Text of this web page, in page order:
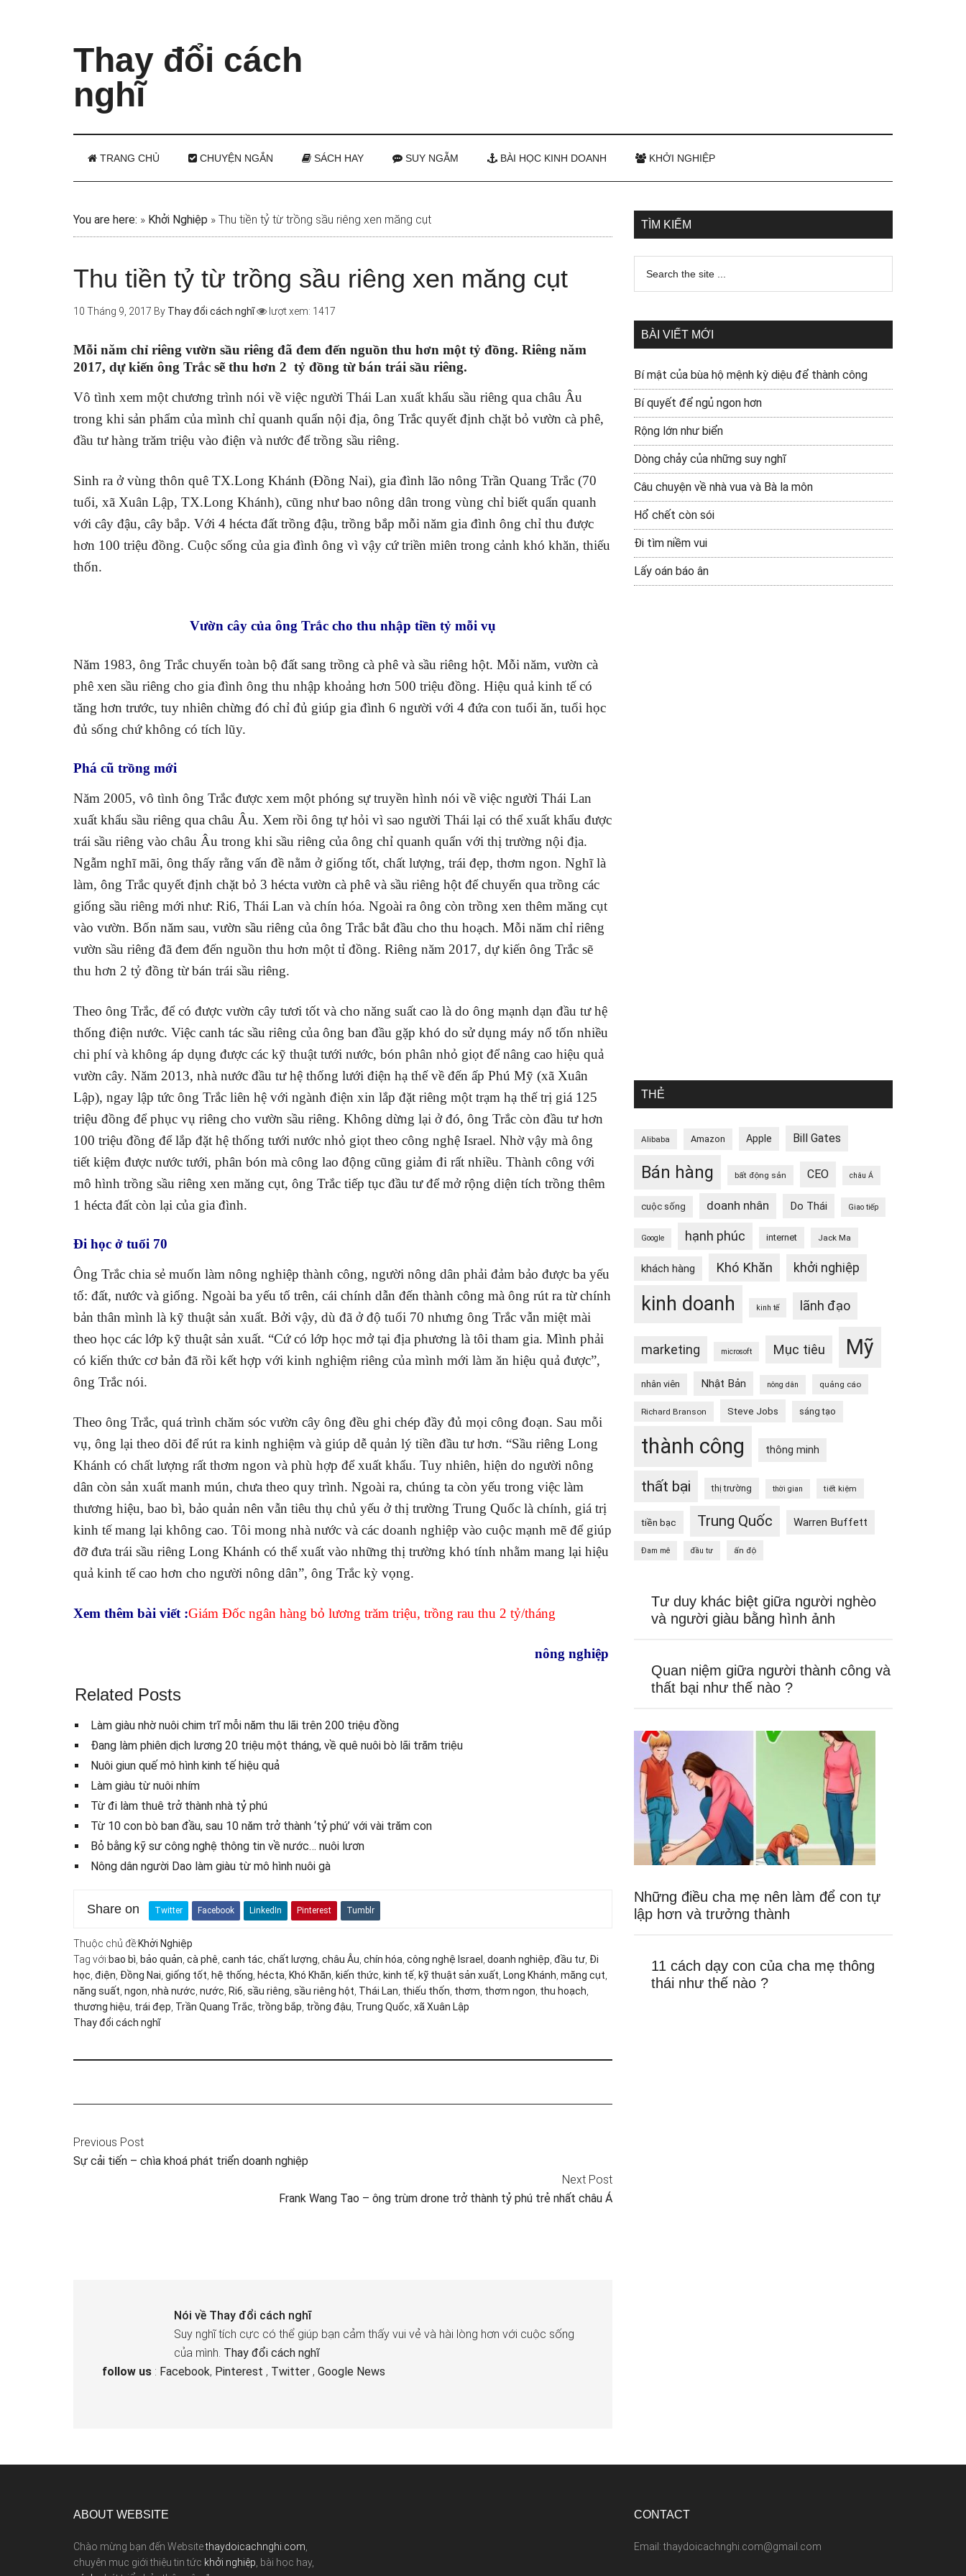
Thay đổi cách
nghĩ
TRANG CHỦ CHUYỆN NGẮN SÁCH HAY SUY NGẪM BÀI HỌC KINH DOANH KHỞI NGHIỆP
You are here: » Khởi Nghiệp » Thu tiền tỷ từ trồng sầu riêng xen măng cụt
Thu tiền tỷ từ trồng sầu riêng xen măng cụt
10 Tháng 9, 2017 By Thay đổi cách nghĩ lượt xem: 1417
Mỗi năm chỉ riêng vườn sầu riêng đã đem đến nguồn thu hơn một tỷ đồng. Riêng năm
2017, dự kiến ông Trắc sẽ thu hơn 2 tỷ đồng từ bán trái sầu riêng.
Vô tình xem một chương trình nói về việc người Thái Lan xuất khẩu sầu riêng qua châu Âu
trong khi sản phẩm của mình chỉ quanh quẩn nội địa, ông Trắc quyết định chặt bỏ vườn cà phê,
đầu tư hàng trăm triệu vào điện và nước để trồng sầu riêng.
Sinh ra ở vùng thôn quê TX.Long Khánh (Đồng Nai), gia đình lão nông Trần Quang Trắc (70
tuổi, xã Xuân Lập, TX.Long Khánh), cũng như bao nông dân trong vùng chỉ biết quẩn quanh
với cây đậu, cây bắp. Với 4 hécta đất trồng đậu, trồng bắp mỗi năm gia đình ông chỉ thu được
hơn 100 triệu đồng. Cuộc sống của gia đình ông vì vậy cứ triền miên trong cảnh khó khăn, thiếu
thốn.
Vườn cây của ông Trắc cho thu nhập tiền tỷ mỗi vụ
Năm 1983, ông Trắc chuyển toàn bộ đất sang trồng cà phê và sầu riêng hột. Mỗi năm, vườn cà
phê xen sầu riêng cho gia đình ông thu nhập khoảng hơn 500 triệu đồng. Hiệu quả kinh tế có
tăng hơn trước, tuy nhiên chừng đó chỉ đủ giúp gia đình 6 người với 4 đứa con tuổi ăn, tuổi học
đủ sống chứ không có tích lũy.
Phá cũ trồng mới
Năm 2005, vô tình ông Trắc được xem một phóng sự truyền hình nói về việc người Thái Lan
xuất khẩu sầu riêng qua châu Âu. Xem rồi ông tự hỏi vì sao người Thái lại có thể xuất khẩu được
trái sầu riêng vào châu Âu trong khi sầu riêng của ông chỉ quanh quẩn với thị trường nội địa.
Ngẫm nghĩ mãi, ông thấy rằng vấn đề nằm ở giống tốt, chất lượng, trái đẹp, thơm ngon. Nghĩ là
làm, ông Trắc quyết định chặt bỏ 3 hécta vườn cà phê và sầu riêng hột để chuyển qua trồng các
giống sầu riêng mới như: Ri6, Thái Lan và chín hóa. Ngoài ra ông còn trồng xen thêm măng cụt
vào vườn. Bốn năm sau, vườn sầu riêng của ông Trắc bắt đầu cho thu hoạch. Mỗi năm chỉ riêng
vườn sầu riêng đã đem đến nguồn thu hơn một tỉ đồng. Riêng năm 2017, dự kiến ông Trắc sẽ
thu hơn 2 tỷ đồng từ bán trái sầu riêng.
Theo ông Trắc, để có được vườn cây tươi tốt và cho năng suất cao là do ông mạnh dạn đầu tư hệ
thống điện nước. Việc canh tác sầu riêng của ông ban đầu gặp khó do sử dụng máy nổ tốn nhiều
chi phí và không áp dụng được các kỹ thuật tưới nước, bón phân nhỏ giọt để nâng cao hiệu quả
vườn cây. Năm 2013, nhà nước đầu tư hệ thống lưới điện hạ thế về đến ấp Phú Mỹ (xã Xuân
Lập), ngay lập tức ông Trắc liên hệ với ngành điện xin lắp đặt riêng một trạm hạ thế trị giá 125
triệu đồng để phục vụ riêng cho vườn sầu riêng. Không dừng lại ở đó, ông Trắc còn đầu tư hơn
100 triệu đồng để lắp đặt hệ thống tưới nước nhỏ giọt theo công nghệ Israel. Nhờ vậy mà ông
tiết kiệm được nước tưới, phân bón mà công lao động cũng giảm đi rất nhiều. Thành công với
mô hình trồng sầu riêng xen măng cụt, ông Trắc tiếp tục đầu tư để mở rộng diện tích trồng thêm
1 hécta đất còn lại của gia đình.
Đi học ở tuổi 70
Ông Trắc chia sẻ muốn làm nông nghiệp thành công, người nông dân phải đảm bảo được ba yếu
tố: đất, nước và giống. Ngoài ba yếu tố trên, cái chính dẫn đến thành công mà ông rút ra từ chính
bản thân mình là kỹ thuật sản xuất. Bởi vậy, dù đã ở độ tuổi 70 nhưng ông Trắc vẫn miệt mài
theo học các lớp kỹ thuật sản xuất. “Cứ có lớp học mở tại địa phương là tôi tham gia. Mình phải
có kiến thức cơ bản đã rồi kết hợp với kinh nghiệm riêng của mình mới làm ăn hiệu quả được”,
ông Trắc nói.
Theo ông Trắc, quá trình chăm sóc vườn cây ông đều ghi chép đầy đủ mọi công đoạn. Sau mỗi
vụ, ông lại theo dõi để rút ra kinh nghiệm và giúp dễ quản lý tiền đầu tư hơn. “Sầu riêng Long
Khánh có chất lượng rất thơm ngon và phù hợp để xuất khẩu. Tuy nhiên, hiện do người nông
dân còn sản xuất manh mún, chưa theo quy trình. Ngoài ra, chúng ta còn yếu trong việc làm
thương hiệu, bao bì, bảo quản nên vẫn tiêu thụ chủ yếu ở thị trường Trung Quốc là chính, giá trị
kinh tế mang lại không cao. Tôi mong nhà nước và các doanh nghiệp vào cuộc mạnh mẽ để giúp
đỡ đưa trái sầu riêng Long Khánh có thể xuất vào những thị trường khó tính nhằm mang lại hiệu
quả kinh tế cao hơn cho người nông dân”, ông Trắc kỳ vọng.
Xem thêm bài viết :Giám Đốc ngân hàng bỏ lương trăm triệu, trồng rau thu 2 tỷ/tháng
nông nghiệp
Related Posts
Làm giàu nhờ nuôi chim trĩ mỗi năm thu lãi trên 200 triệu đồng
Đang làm phiên dịch lương 20 triệu một tháng, về quê nuôi bò lãi trăm triệu
Nuôi giun quế mô hình kinh tế hiệu quả
Làm giàu từ nuôi nhím
Từ đi làm thuê trở thành nhà tỷ phú
Từ 10 con bò ban đầu, sau 10 năm trở thành ‘tỷ phú’ với vài trăm con
Bỏ bằng kỹ sư công nghệ thông tin về nước… nuôi lươn
Nông dân người Dao làm giàu từ mô hình nuôi gà
Share on Twitter Facebook LinkedIn Pinterest Tumblr
Thuộc chủ đề:Khởi Nghiệp
Tag với:bao bì bảo quản cà phê canh tác chất lượng châu Âu chín hóa công nghệ Israel doanh nghiệp đầu tư Đi
học điện Đồng Nai giống tốt hệ thống hécta Khó Khăn kiến thức kinh tế kỹ thuật sản xuất Long Khánh măng cụt
năng suất ngon nhà nước nước Ri6 sầu riêng sầu riêng hột Thái Lan thiếu thốn thơm thơm ngon thu hoạch
thương hiệu trái đẹp Trần Quang Trắc trồng bắp trồng đậu Trung Quốc xã Xuân Lập
Thay đổi cách nghĩ
Previous Post
Sự cải tiến – chìa khoá phát triển doanh nghiệp
Next Post
Frank Wang Tao – ông trùm drone trở thành tỷ phú trẻ nhất châu Á
Nói về Thay đổi cách nghĩ
Suy nghĩ tích cực có thể giúp bạn cảm thấy vui vẻ và hài lòng hơn với cuộc sống
của mình. Thay đổi cách nghĩ
follow us : Facebook, Pinterest , Twitter , Google News
TÌM KIẾM
BÀI VIẾT MỚI
Bí mật của bùa hộ mệnh kỳ diệu để thành công
Bí quyết để ngủ ngon hơn
Rộng lớn như biển
Dòng chảy của những suy nghĩ
Câu chuyện về nhà vua và Bà la môn
Hổ chết còn sói
Đi tìm niềm vui
Lấy oán báo ân
THẺ
Alibaba Amazon Apple Bill Gates
Bán hàng bất động sản CEO châu Á
cuộc sống doanh nhân Do Thái Giao tiếp
Google hạnh phúc internet Jack Ma
khách hàng Khó Khăn khởi nghiệp
kinh doanh kinh tế lãnh đạo
marketing microsoft Mục tiêu Mỹ
nhân viên Nhật Bản nông dân quảng cáo
Richard Branson Steve Jobs sáng tạo
thành công thông minh
thất bại thị trường thời gian tiết kiệm
tiền bạc Trung Quốc Warren Buffett
Đam mê đầu tư ấn độ
Tư duy khác biệt giữa người nghèo
và người giàu bằng hình ảnh
Quan niệm giữa người thành công và
thất bại như thế nào ?
Những điều cha mẹ nên làm để con tự
lập hơn và trưởng thành
11 cách dạy con của cha mẹ thông
thái như thế nào ?
ABOUT WEBSITE
Chào mừng bạn đến Websitethaydoicachnghi.com
chuyên mục giới thiệu tin tức khởi nghiệp , bài học hay,
CONTACT
Email: thaydoicachnghi.com@gmail.com